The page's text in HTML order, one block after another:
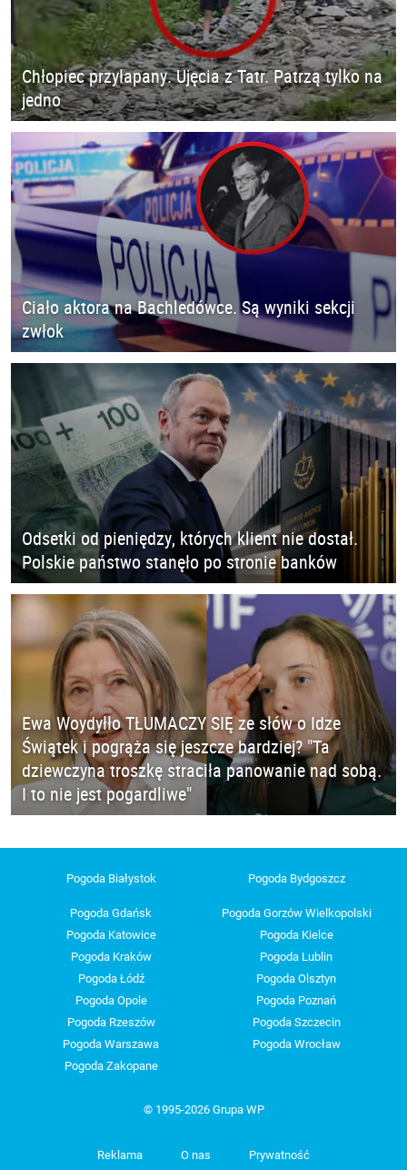
Chłopiec przyłapany. Ujęcia z Tatr. Patrzą tylko na
jedno
Ciało aktora na Bachledówce. Są wyniki sekcji
zwłok
Odsetki od pieniędzy, których klient nie dostał.
Polskie państwo stanęło po stronie banków
Ewa Woydyłło TŁUMACZY SIĘ ze słów o Idze
Świątek i pogrąża się jeszcze bardziej? "Ta
dziewczyna troszkę straciła panowanie nad sobą.
I to nie jest pogardliwe"
Pogoda Białystok Pogoda Bydgoszcz
Pogoda Gdańsk
Pogoda Gorzów Wielkopolski
Pogoda Katowice
Pogoda Kielce
Pogoda Kraków
Pogoda Lublin
Pogoda Łódź
Pogoda Olsztyn
Pogoda Opole
Pogoda Poznań
Pogoda Rzeszów
Pogoda Szczecin
Pogoda Warszawa
Pogoda Wrocław
Pogoda Zakopane
© 1995-2026 Grupa WP
Reklama O nas Prywatność